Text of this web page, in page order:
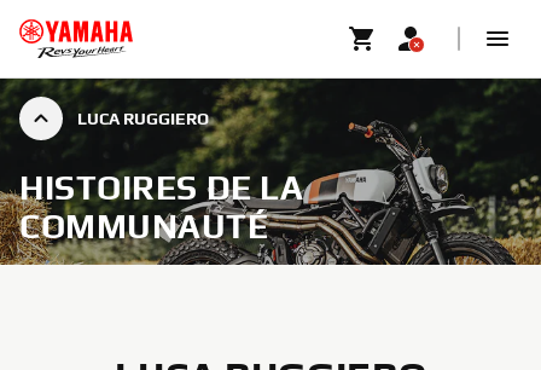
LUCA RUGGIERO
HISTOIRES DE LA
COMMUNAUTÉ